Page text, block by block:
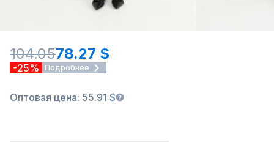
104.0578.27 $
-25% Подробнее
Оптовая цена: 55.91 $